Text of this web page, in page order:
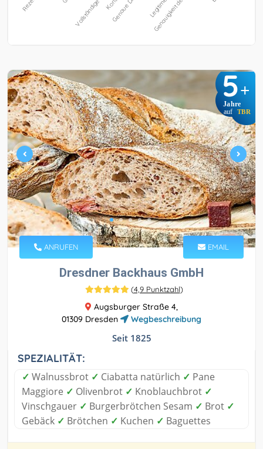
5+
Jahre
auf TBR
ANRUFEN EMAIL
Dresdner Backhaus GmbH
(4,9 Punktzahl)
Augsburger Straße 4,
01309 Dresden
Wegbeschreibung
Seit 1825
SPEZIALITÄT:
✓ Walnussbrot ✓ Ciabatta natürlich ✓ Pane
Maggiore ✓ Olivenbrot ✓ Knoblauchbrot ✓
Vinschgauer ✓ Burgerbrötchen Sesam ✓ Brot ✓
Gebäck ✓ Brötchen ✓ Kuchen ✓ Baguettes